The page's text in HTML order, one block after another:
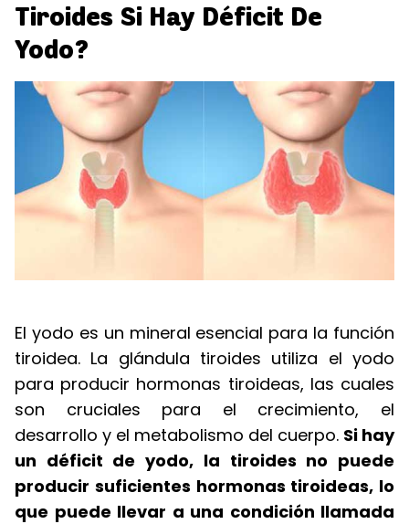
Tiroides Si Hay Déficit De
Yodo?
El yodo es un mineral esencial para la función
tiroidea. La glándula tiroides utiliza el yodo
para producir hormonas tiroideas, las cuales
son cruciales para el crecimiento, el
desarrollo y el metabolismo del cuerpo. Si hay
un déficit de yodo, la tiroides no puede
producir suficientes hormonas tiroideas, lo
que puede llevar a una condición llamada